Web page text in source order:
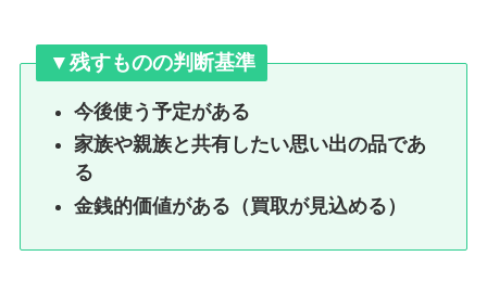
▼残すものの判断基準
今後使う予定がある
家族や親族と共有したい思い出の品であ
る
金銭的価値がある（買取が見込める）